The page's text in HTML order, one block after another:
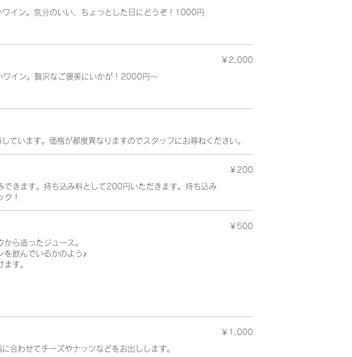
イン。気分のいい、ちょっとした日にどうぞ！1000円
イン。贅沢なご褒美にいかが！2000円～
￥2,000
ています。価格が都度異なりますのでスタッフにお尋ねください。
できます。持ち込み料として200円いただきます。持ち込み
！
￥200
ら造ったジュース。
を飲んでいるかのよう♪
す。
￥500
合わせてチーズやナッツなどをお出しします。
￥1,000